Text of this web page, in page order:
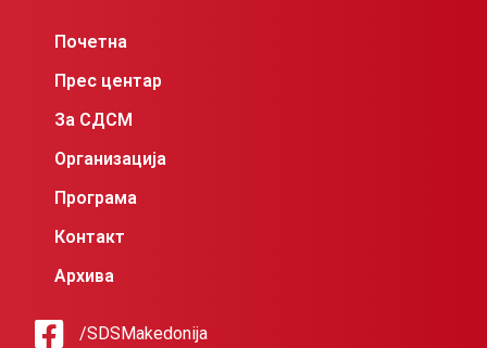
Почетна
Прес центар
За СДСМ
Организација
Програма
Контакт
Архива
/SDSMakedonija